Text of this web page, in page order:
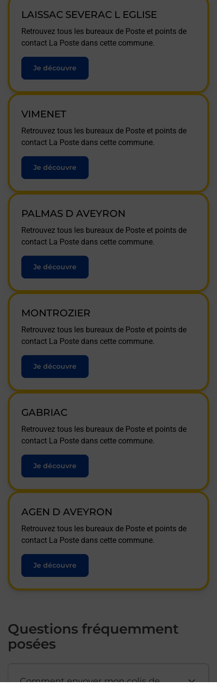
LAISSAC SEVERAC L EGLISE
Retrouvez tous les bureaux de Poste et points de
contact La Poste dans cette commune.
Je découvre
VIMENET
Retrouvez tous les bureaux de Poste et points de
contact La Poste dans cette commune.
Je découvre
PALMAS D AVEYRON
Retrouvez tous les bureaux de Poste et points de
contact La Poste dans cette commune.
Je découvre
MONTROZIER
Retrouvez tous les bureaux de Poste et points de
contact La Poste dans cette commune.
Je découvre
GABRIAC
Retrouvez tous les bureaux de Poste et points de
contact La Poste dans cette commune.
Je découvre
AGEN D AVEYRON
Retrouvez tous les bureaux de Poste et points de
contact La Poste dans cette commune.
Je découvre
Questions fréquemment
posées
Comment envoyer mon colis de